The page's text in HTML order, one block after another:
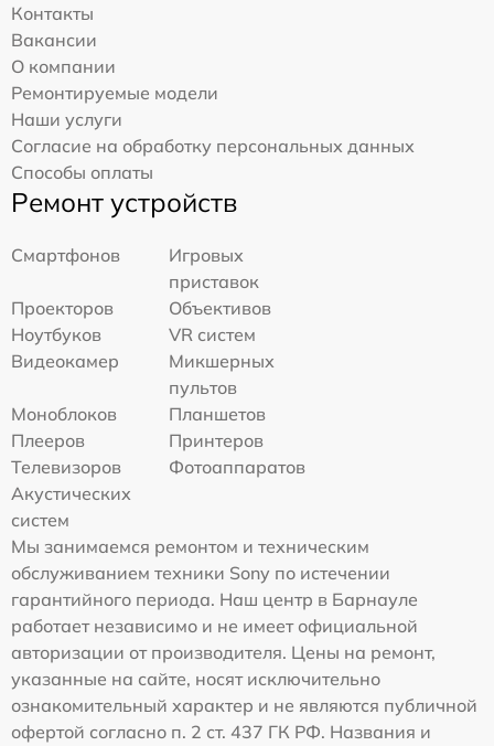
Контакты
Вакансии
О компании
Ремонтируемые модели
Наши услуги
Согласие на обработку персональных данных
Способы оплаты
Ремонт устройств
Смартфонов
Игровых
приставок
Проекторов
Объективов
Ноутбуков
VR систем
Видеокамер
Микшерных
пультов
Моноблоков
Планшетов
Плееров
Принтеров
Телевизоров
Фотоаппаратов
Акустических
систем
Мы занимаемся ремонтом и техническим
обслуживанием техники Sony по истечении
гарантийного периода. Наш центр в Барнауле
работает независимо и не имеет официальной
авторизации от производителя. Цены на ремонт,
указанные на сайте, носят исключительно
ознакомительный характер и не являются публичной
офертой согласно п. 2 ст. 437 ГК РФ. Названия и